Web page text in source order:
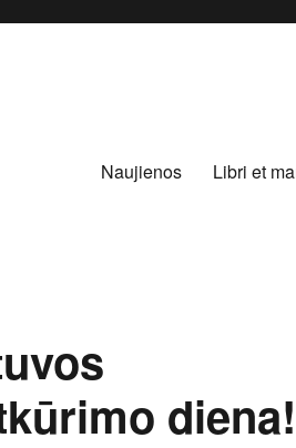
Naujienos Libri et
diena!